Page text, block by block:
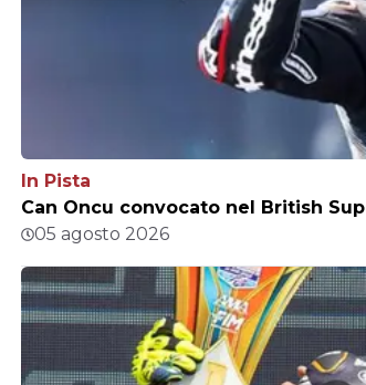
In Pista
Can Oncu convocato nel British
05 agosto 2026